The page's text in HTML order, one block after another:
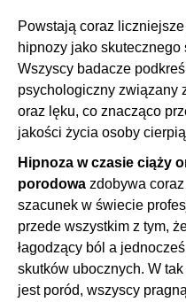
Powstają coraz
hipnozy jako
Wszyscy badacze
psychologiczny związany
oraz lęku, co znacząco
jakości życia osoby
Hipnoza w czasie ciąży
porodowa zdobywa
szacunek w świecie
przede wszystkim z tym,
łagodzący ból a
skutków ubocznych. W
jest poród, wszyscy